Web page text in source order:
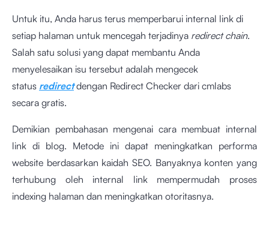
Untuk itu, Anda harus terus memperbarui internal link di
setiap halaman untuk mencegah terjadinya redirect chain.
Salah satu solusi yang dapat membantu Anda
menyelesaikan isu tersebut adalah mengecek
status redirectdengan Redirect Checker dari cmlabs
secara gratis.
Demikian pembahasan mengenai cara membuat internal
link di blog. Metode ini dapat meningkatkan performa
website berdasarkan kaidah SEO. Banyaknya konten yang
terhubung oleh internal link mempermudah proses
indexing halaman dan meningkatkan otoritasnya.